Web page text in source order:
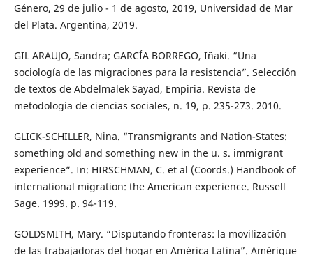
Género, 29 de julio - 1 de agosto, 2019, Universidad de Mar
del Plata. Argentina, 2019.
GIL ARAUJO, Sandra; GARCÍA BORREGO, Iñaki. “Una
sociología de las migraciones para la resistencia”. Selección
de textos de Abdelmalek Sayad, Empiria. Revista de
metodología de ciencias sociales, n. 19, p. 235-273. 2010.
GLICK-SCHILLER, Nina. “Transmigrants and Nation-States:
something old and something new in the u. s. immigrant
experience”. In: HIRSCHMAN, C. et al (Coords.) Handbook of
international migration: the American experience. Russell
Sage. 1999. p. 94-119.
GOLDSMITH, Mary. “Disputando fronteras: la movilización
de las trabajadoras del hogar en América Latina”. Amérique